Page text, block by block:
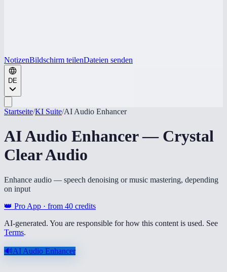
NotizenBildschirm teilenDateien senden
DE
Startseite/KI Suite/AI Audio Enhancer
AI Audio Enhancer — Crystal
Clear Audio
Enhance audio — speech denoising or music mastering, depending
on input
👑 Pro App · from 40 credits
AI-generated. You are responsible for how this content is used. See
Terms.
🔊AI Audio Enhancer